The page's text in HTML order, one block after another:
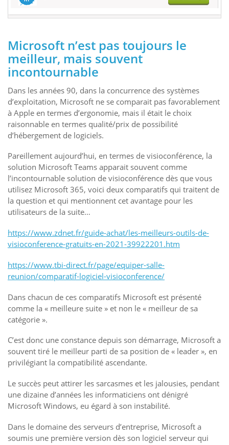
Microsoft n’est pas toujours le
meilleur, mais souvent
incontournable
Dans les années 90, dans la concurrence des systèmes
d’exploitation, Microsoft ne se comparait pas favorablement
à Apple en termes d’ergonomie, mais il était le choix
raisonnable en termes qualité/prix de possibilité
d’hébergement de logiciels.
Pareillement aujourd’hui, en termes de visioconférence, la
solution Microsoft Teams apparait souvent comme
l’incontournable solution de visioconférence dès que vous
utilisez Microsoft 365, voici deux comparatifs qui traitent de
la question et qui mentionnent cet avantage pour les
utilisateurs de la suite…
https://www.zdnet.fr/guide-achat/les-meilleurs-outils-de-
visioconference-gratuits-en-2021-39922201.htm
https://www.tbi-direct.fr/page/equiper-salle-
reunion/comparatif-logiciel-visioconference/
Dans chacun de ces comparatifs Microsoft est présenté
comme la « meilleure suite » et non le « meilleur de sa
catégorie ».
C’est donc une constance depuis son démarrage, Microsoft a
souvent tiré le meilleur parti de sa position de « leader », en
privilégiant la compatibilité ascendante.
Le succès peut attirer les sarcasmes et les jalousies, pendant
une dizaine d’années les informaticiens ont dénigré
Microsoft Windows, eu égard à son instabilité.
Dans le domaine des serveurs d’entreprise, Microsoft a
soumis une première version dès son logiciel serveur qui